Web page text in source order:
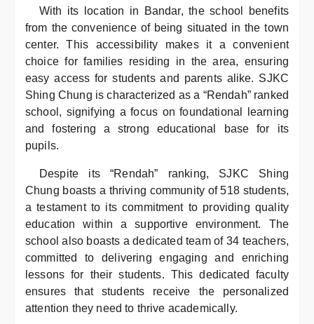
With its location in Bandar, the school benefits
from the convenience of being situated in the town
center. This accessibility makes it a convenient
choice for families residing in the area, ensuring
easy access for students and parents alike. SJKC
Shing Chung is characterized as a “Rendah” ranked
school, signifying a focus on foundational learning
and fostering a strong educational base for its
pupils.
Despite its “Rendah” ranking, SJKC Shing
Chung boasts a thriving community of 518 students,
a testament to its commitment to providing quality
education within a supportive environment. The
school also boasts a dedicated team of 34 teachers,
committed to delivering engaging and enriching
lessons for their students. This dedicated faculty
ensures that students receive the personalized
attention they need to thrive academically.